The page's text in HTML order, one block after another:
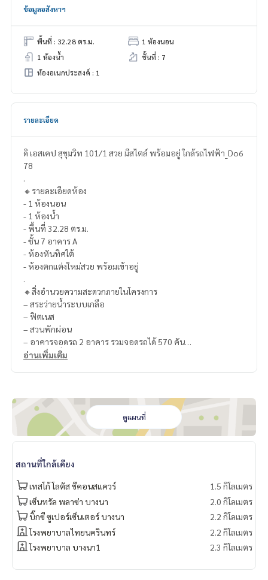
ข้อมูลอสังหาฯ
พื้นที่ : 32.28 ตร.ม.
1 ห้องนอน
1 ห้องน้ำ
ชั้นที่ : 7
ห้องอเนกประสงค์ : 1
รายละเอียด
ดิ เอสเคป สุขุมวิท 101/1 สวย มีสไตล์ พร้อมอยู่ ใกล้รถไฟฟ้า_Do6
78
.
🔸รายละเอียดห้อง
- 1 ห้องนอน
- 1 ห้องน้ำ
- พื้นที่ 32.28 ตร.ม.
- ชั้น 7 อาคาร A
- ห้องหันทิศใต้
- ห้องตกแต่งใหม่สวย พร้อมเข้าอยู่
.
🔸สิ่งอำนวยความสะดวกภายในโครงการ
– สระว่ายน้ำระบบเกลือ
– ฟิตเนส
– สวนพักผ่อน
– อาคารจอดรถ 2 อาคาร รวมจอดรถได้ 570 คัน
– เจ้าหน้าที่รักษาความปลอดภัย 24 ชม.
🔸สถานที่ใกล้เคียง
- รถไฟฟ้า BTS
- แม็คโคร
- เซ็นทรัล ซิตี้ บางนา
- บิ๊กซี บางนา
- ไบเทค บางนา
===============
สนใจติดต่อฟลุ๊ค099-287-9294
Line Id : @docondo
.
อยากดูคอนโด ต้องที่
DoCondo.com
อ่านเพิ่มเติม
ดูแผนที่
สถานที่ใกล้เคียง
เทสโก้ โลตัส ซีคอนสแควร์
1.5 กิโลเมตร
เซ็นทรัล พลาซ่า บางนา
2.0 กิโลเมตร
บิ๊กซี ซูเปอร์เซ็นเตอร์ บางนา
2.2 กิโลเมตร
โรงพยาบาลไทยนครินทร์
2.2 กิโลเมตร
โรงพยาบาล บางนา1
2.3 กิโลเมตร